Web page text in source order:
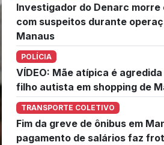
Investigador do Denarc
com suspeitos durante
Manaus
POLÍCIA
VÍDEO: Mãe atípica é
filho autista em shopping de
TRANSPORTE COLETIVO
Fim da greve de ônibus em
pagamento de salários faz